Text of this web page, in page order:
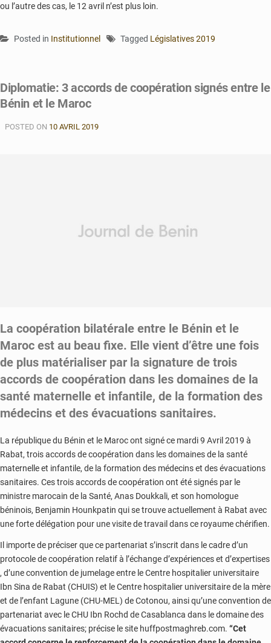
ou l’autre des cas, le 12 avril n’est plus loin.
Posted in Institutionnel Tagged Législatives 2019
Diplomatie: 3 accords de coopération signés entre le
Bénin et le Maroc
POSTED ON 10 AVRIL 2019
La coopération bilatérale entre le Bénin et le
Maroc est au beau fixe. Elle vient d’être une fois
de plus matérialiser par la signature de trois
accords de coopération dans les domaines de la
santé maternelle et infantile, de la formation des
médecins et des évacuations sanitaires.
La république du Bénin et le Maroc ont signé ce mardi 9 Avril 2019 à
Rabat, trois accords de coopération dans les domaines de la santé
maternelle et infantile, de la formation des médecins et des évacuations
sanitaires. Ces trois accords de coopération ont été signés par le
ministre marocain de la Santé, Anas Doukkali, et son homologue
béninois, Benjamin Hounkpatin qui se trouve actuellement à Rabat avec
une forte délégation pour une visite de travail dans ce royaume chérifien.
Il importe de préciser que ce partenariat s’inscrit dans le cadre d’un
protocole de coopération relatif à l’échange d’expériences et d’expertises
, d’une convention de jumelage entre le Centre hospitalier universitaire
Ibn Sina de Rabat (CHUIS) et le Centre hospitalier universitaire de la mère
et de l’enfant Lagune (CHU-MEL) de Cotonou, ainsi qu’une convention de
partenariat avec le CHU Ibn Rochd de Casablanca dans le domaine des
évacuations sanitaires; précise le site huffpostmaghreb.com. “Cet